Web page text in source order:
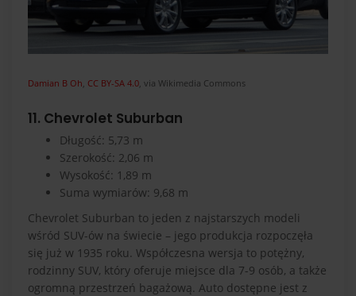
Damian B Oh CC BY-SA 4.0 , via Wikimedia Commons
11. Chevrolet Suburban
Długość: 5,73 m
Szerokość: 2,06 m
Wysokość: 1,89 m
Suma wymiarów: 9,68 m
Chevrolet Suburban to jeden z najstarszych modeli
wśród SUV-ów na świecie – jego produkcja rozpoczęła
się już w 1935 roku. Współczesna wersja to potężny,
rodzinny SUV, który oferuje miejsce dla 7-9 osób, a także
ogromną przestrzeń bagażową. Auto dostępne jest z